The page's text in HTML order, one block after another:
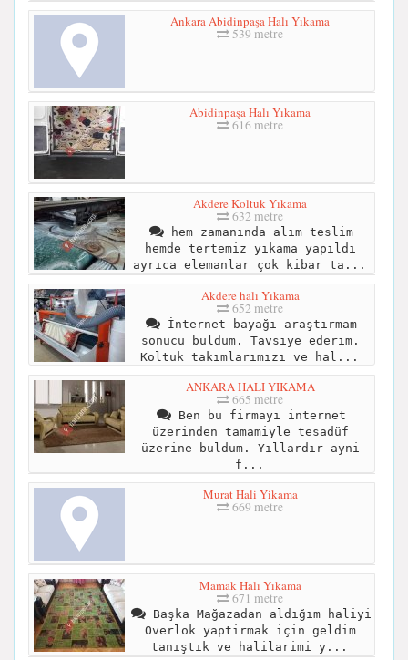
Ankara Abidinpaşa Halı Yıkama
539 metre
Abidinpaşa Halı Yıkama
616 metre
Akdere Koltuk Yıkama
632 metre
hem zamanında alım teslim
hemde tertemiz yıkama yapıldı
ayrıca elemanlar çok kibar ta...
Akdere halı Yıkama
652 metre
İnternet bayağı araştırmam
sonucu buldum. Tavsiye ederim.
Koltuk takımlarımızı ve hal...
ANKARA HALI YIKAMA
665 metre
Ben bu firmayı internet
üzerinden tamamiyle tesadüf
üzerine buldum. Yıllardır ayni
f...
Murat Hali Yikama
669 metre
Mamak Halı Yıkama
671 metre
Başka Mağazadan aldığım haliyi
Overlok yaptirmak için geldim
tanıştık ve halilarimi y...